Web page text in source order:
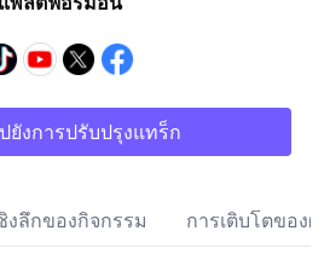
ยังการปรับปรุงแทร็ก
งลึกของกิจกรรม การเติบโตของผู้